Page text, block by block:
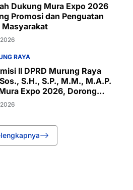
Dukung Mura Expo 2026
Promosi dan Penguatan
Masyarakat
RAYA
II DPRD Murung Raya
S.H., S.P., M.M., M.A.P.
Expo 2026, Dorong
Naik Kelas